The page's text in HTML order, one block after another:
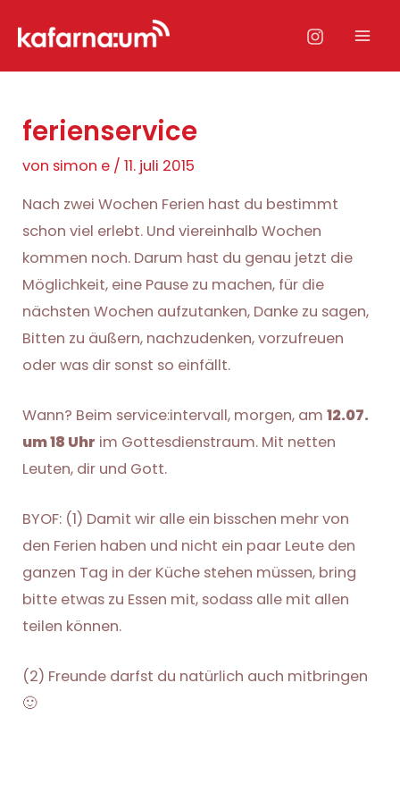
Inhalt
ferienservice
von simon e /11. juli 2015
Nach zwei Wochen Ferien hast du bestimmt
schon viel erlebt. Und viereinhalb Wochen
kommen noch. Darum hast du genau jetzt die
Möglichkeit, eine Pause zu machen, für die
nächsten Wochen aufzutanken, Danke zu sagen,
Bitten zu äußern, nachzudenken, vorzufreuen
oder was dir sonst so einfällt.
Wann? Beim service:intervall, morgen, am12.07.
um 18 Uhr im Gottesdienstraum. Mit netten
Leuten, dir und Gott.
BYOF: (1) Damit wir alle ein bisschen mehr von
den Ferien haben und nicht ein paar Leute den
ganzen Tag in der Küche stehen müssen, bring
bitte etwas zu Essen mit, sodass alle mit allen
teilen können.
(2) Freunde darfst du natürlich auch mitbringen
🙂